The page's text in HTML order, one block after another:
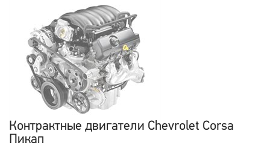
Контрактные двигатели Chevrolet Corsa
Пикап